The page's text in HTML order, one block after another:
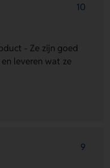
10
- Ze zijn goed
leveren wat ze
9